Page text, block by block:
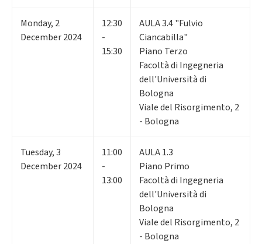
Monday, 2
December 2024
12:30
-
15:30
AULA 3.4 "Fulvio
Ciancabilla"
Piano Terzo
Facoltà di Ingegneria
dell'Università di
Bologna
Viale del Risorgimento, 2
- Bologna
Tuesday,3
December 2024
11:00
-
13:00
AULA 1.3
Piano Primo
Facoltà di Ingegneria
dell'Università di
Bologna
Viale del Risorgimento, 2
- Bologna